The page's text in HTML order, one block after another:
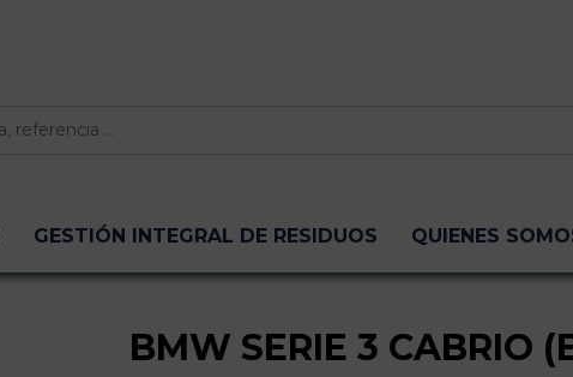
GESTIÓN INTEGRAL DE RESIDUOS QUIENES
BMW SERIE 3 CABRIO